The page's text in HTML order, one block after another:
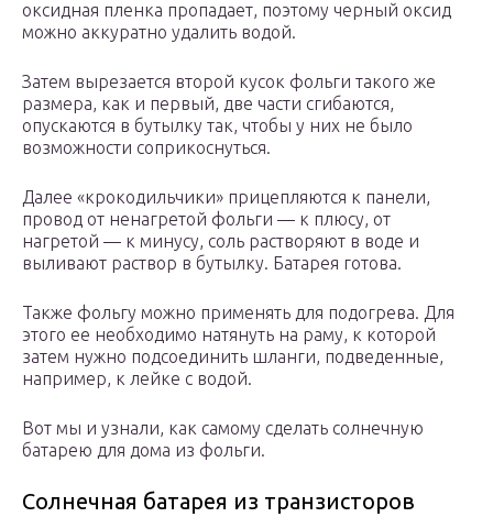
оксидная пленка пропадает, поэтому черный оксид
можно аккуратно удалить водой.
Затем вырезается второй кусок фольги такого же
размера, как и первый, две части сгибаются,
опускаются в бутылку так, чтобы у них не было
возможности соприкоснуться.
Далее «крокодильчики» прицепляются к панели,
провод от ненагретой фольги — к плюсу, от
нагретой — к минусу, соль растворяют в воде и
выливают раствор в бутылку. Батарея готова.
Также фольгу можно применять для подогрева. Для
этого ее необходимо натянуть на раму, к которой
затем нужно подсоединить шланги, подведенные,
например, к лейке с водой.
Вот мы и узнали, как самому сделать солнечную
батарею для дома из фольги.
Солнечная батарея из транзисторов